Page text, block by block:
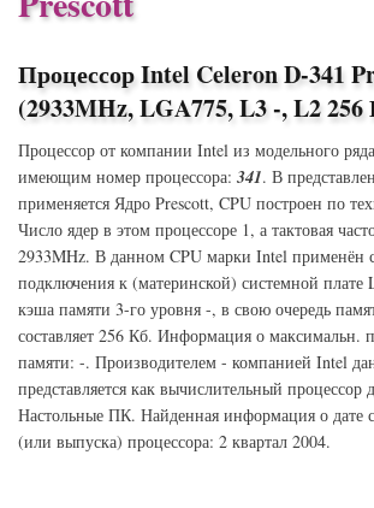
Процессор Intel Celeron D-341
(2933MHz, LGA775, L3 -, L2 256
Процессор от компании Intel из модельного
имеющим номер процессора: 341. В
применяется Ядро Prescott, CPU построен по
Число ядер в этом процессоре 1, а тактовая
2933MHz. В данном CPU марки Intel применён
подключения к (материнской) системной
кэша памяти 3-го уровня -, в свою очередь
составляет 256 Кб. Информация о максимальн.
памяти: -. Производителем - компанией Intel
представляется как вычислительный процессор
Настольные ПК. Найденная информация о дате
(или выпуска) процессора: 2 квартал 2004.
о Процессор Intel Celeron D-341 Prescott (2933MHz,